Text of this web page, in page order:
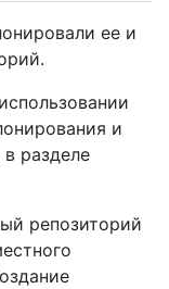
ее и
и
разделе
репозиторий